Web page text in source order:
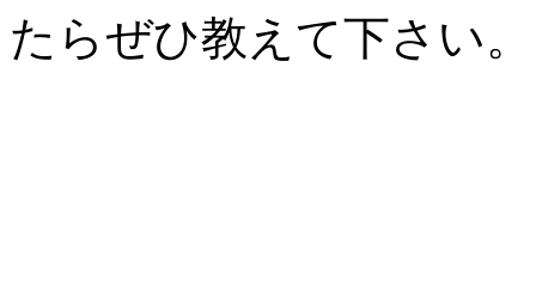
たらぜひ教えて下さい。